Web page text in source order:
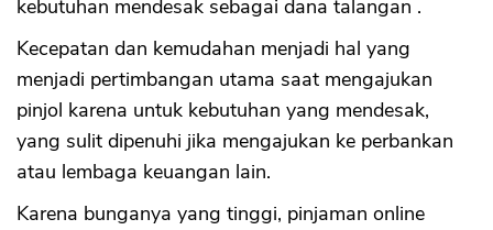
kebutuhan mendesak sebagai dana talangan .
Kecepatan dan kemudahan menjadi hal yang
menjadi pertimbangan utama saat mengajukan
pinjol karena untuk kebutuhan yang mendesak,
yang sulit dipenuhi jika mengajukan ke perbankan
atau lembaga keuangan lain.
Karena bunganya yang tinggi, pinjaman online